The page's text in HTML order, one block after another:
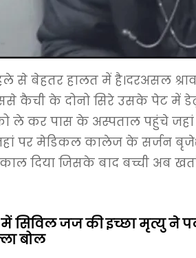
से बेहतर हालत में है।दरअसल
कैची के दोनो सिरे उसके पेट में
ले कर पास के अस्पताल पहुंचे
पर मेडिकल कालेज के सर्जन
दिया जिसके बाद बच्ची अब
में सिविल जज की इच्छा मृत्यु ने
बोल